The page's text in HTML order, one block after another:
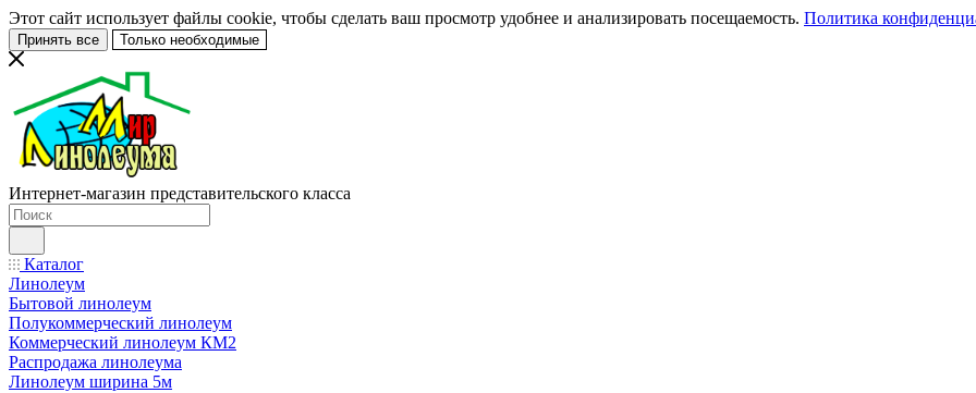
Этот сайт использует файлы cookie, чтобы сделать ваш просмотр удобнее и анализировать посещаемость. Политика
Принять все Только необходимые
Интернет-магазин представительского класса
Каталог
Линолеум
Бытовой линолеум
Полукоммерческий линолеум
Коммерческий линолеум КМ2
Распродажа линолеума
Линолеум ширина 5м